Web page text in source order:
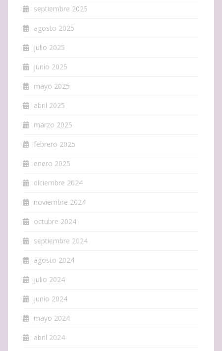
septiembre 2025
agosto 2025
julio 2025
junio 2025
mayo 2025
abril 2025
marzo 2025
febrero 2025
enero 2025
diciembre 2024
noviembre 2024
octubre 2024
septiembre 2024
agosto 2024
julio 2024
junio 2024
mayo 2024
abril 2024